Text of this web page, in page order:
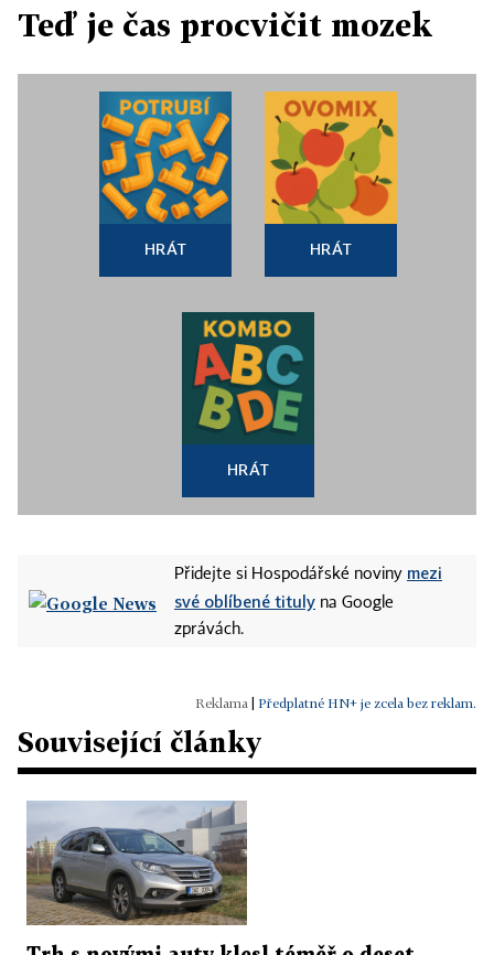
Teď je čas procvičit mozek
HRÁT HRÁT
HRÁT
Přidejte si Hospodářské noviny mezi
své oblíbené tituly na Google
zprávách.
Předplatné HN+ je zcela bez reklam.
Související články